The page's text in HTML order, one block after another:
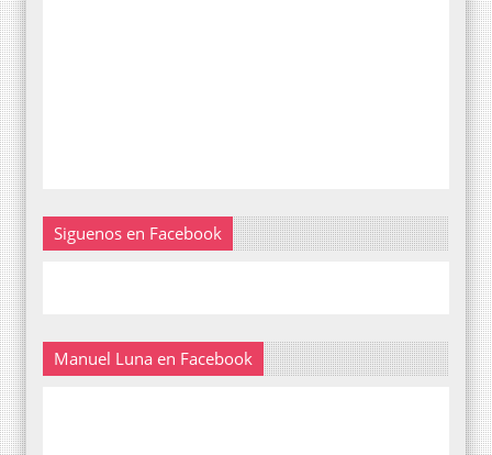
Siguenos en Facebook
Manuel Luna en Facebook